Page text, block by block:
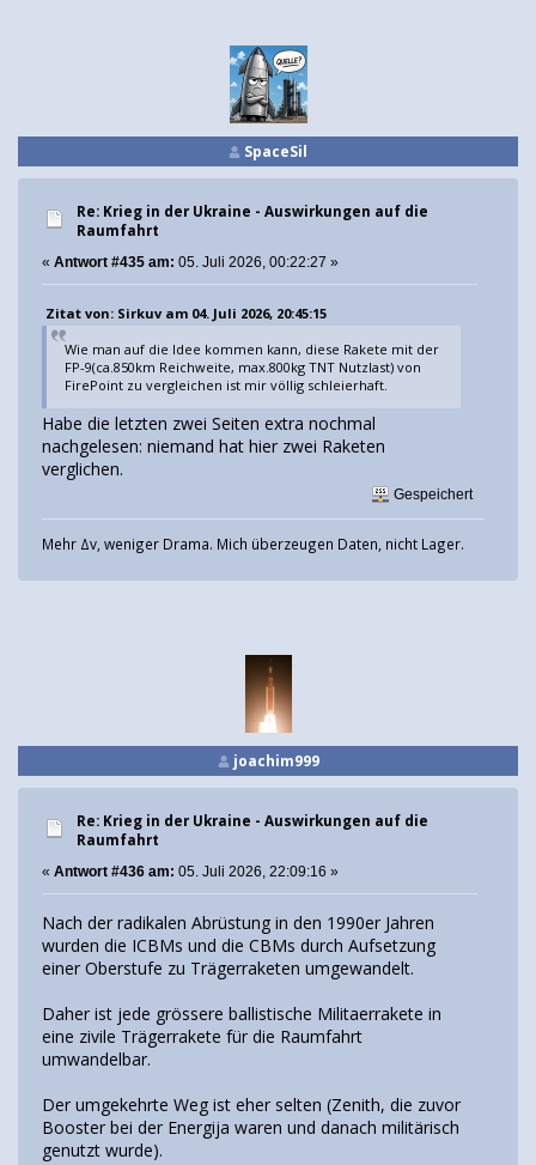
SpaceSil
Re: Krieg in der Ukraine - Auswirkungen auf die
Raumfahrt
« Antwort #435 am: 05. Juli 2026, 00:22:27 »
Zitat von: Sirkuv am 04. Juli 2026, 20:45:15
Wie man auf die Idee kommen kann, diese Rakete mit der
FP-9(ca.850km Reichweite, max.800kg TNT Nutzlast) von
FirePoint zu vergleichen ist mir völlig schleierhaft.
Habe die letzten zwei Seiten extra nochmal
nachgelesen: niemand hat hier zwei Raketen
verglichen.
Gespeichert
Mehr Δv, weniger Drama. Mich überzeugen Daten, nicht Lager.
joachim999
Re: Krieg in der Ukraine - Auswirkungen auf die
Raumfahrt
« Antwort #436 am: 05. Juli 2026, 22:09:16 »
Nach der radikalen Abrüstung in den 1990er Jahren
wurden die ICBMs und die CBMs durch Aufsetzung
einer Oberstufe zu Trägerraketen umgewandelt.
Daher ist jede grössere ballistische Militaerrakete in
eine zivile Trägerrakete für die Raumfahrt
umwandelbar.
Der umgekehrte Weg ist eher selten (Zenith, die zuvor
Booster bei der Energija waren und danach militärisch
genutzt wurde).